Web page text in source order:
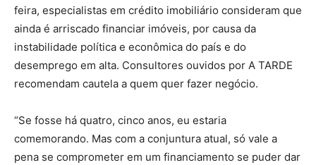
feira, especialistas em crédito imobiliário consideram que
ainda é arriscado financiar imóveis, por causa da
instabilidade política e econômica do país e do
desemprego em alta. Consultores ouvidos por A TARDE
recomendam cautela a quem quer fazer negócio.
“Se fosse há quatro, cinco anos, eu estaria
comemorando. Mas com a conjuntura atual, só vale a
pena se comprometer em um financiamento se puder dar